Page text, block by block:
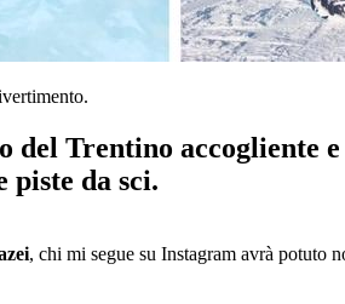
del Trentino accogliente
piste da sci.
, chi mi segue su Instagram avrà potuto